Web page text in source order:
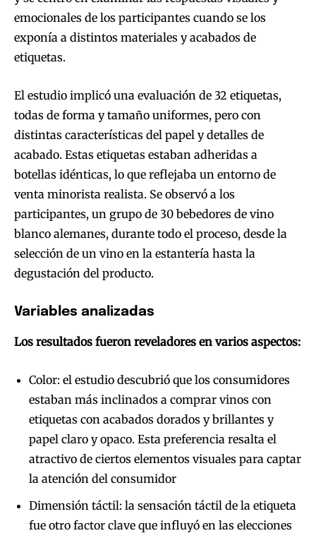
emocionales de los participantes cuando se los
exponía a distintos materiales y acabados de
etiquetas.
El estudio implicó una evaluación de 32 etiquetas,
todas de forma y tamaño uniformes, pero con
distintas características del papel y detalles de
acabado. Estas etiquetas estaban adheridas a
botellas idénticas, lo que reflejaba un entorno de
venta minorista realista. Se observó a los
participantes, un grupo de 30 bebedores de vino
blanco alemanes, durante todo el proceso, desde la
selección de un vino en la estantería hasta la
degustación del producto.
Variables analizadas
Los resultados fueron reveladores en varios aspectos:
Color: el estudio descubrió que los consumidores
estaban más inclinados a comprar vinos con
etiquetas con acabados dorados y brillantes y
papel claro y opaco. Esta preferencia resalta el
atractivo de ciertos elementos visuales para captar
la atención del consumidor
Dimensión táctil: la sensación táctil de la etiqueta
fue otro factor clave que influyó en las elecciones